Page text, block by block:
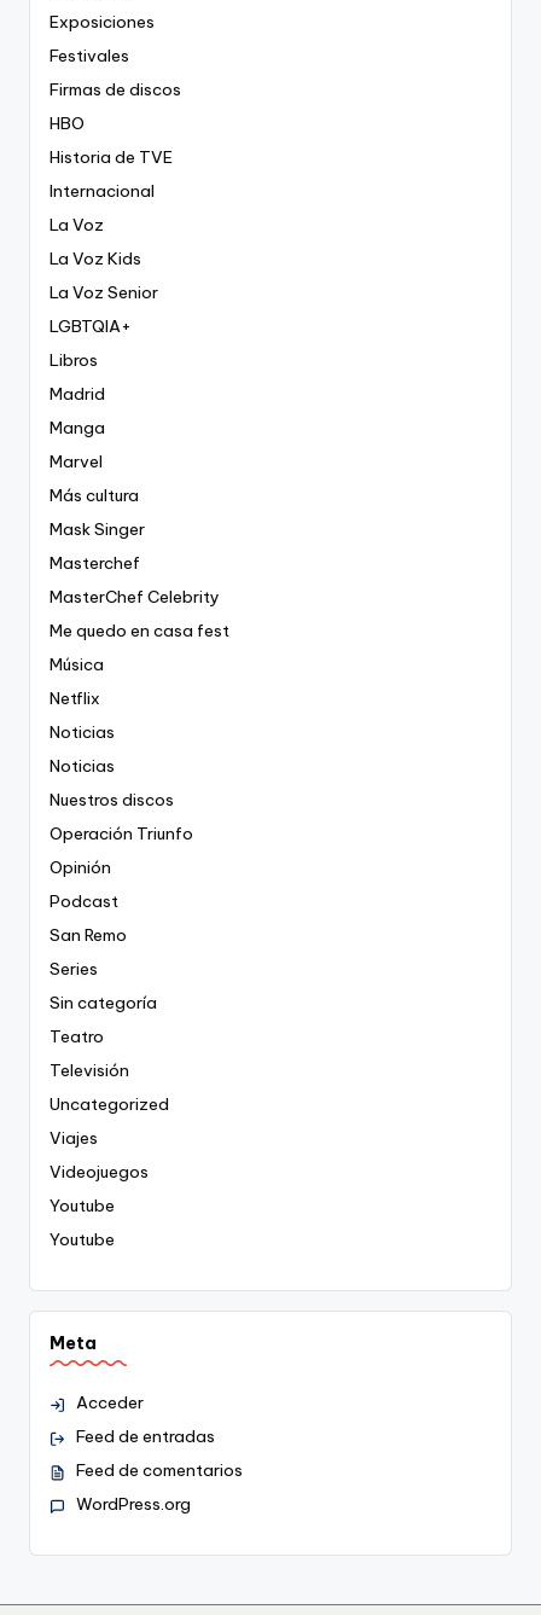
Exposiciones
Festivales
Firmas de discos
HBO
Historia de TVE
Internacional
La Voz
La Voz Kids
La Voz Senior
LGBTQIA+
Libros
Madrid
Manga
Marvel
Más cultura
Mask Singer
Masterchef
MasterChef Celebrity
Me quedo en casa fest
Música
Netflix
Noticias
Noticias
Nuestros discos
Operación Triunfo
Opinión
Podcast
San Remo
Series
Sin categoría
Teatro
Televisión
Uncategorized
Viajes
Videojuegos
Youtube
Youtube
Meta
Acceder
Feed de entradas
Feed de comentarios
WordPress.org